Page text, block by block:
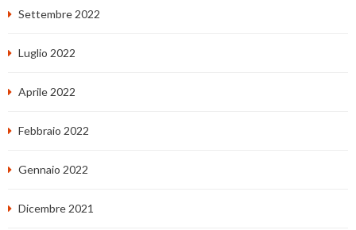
Settembre 2022
Luglio 2022
Aprile 2022
Febbraio 2022
Gennaio 2022
Dicembre 2021